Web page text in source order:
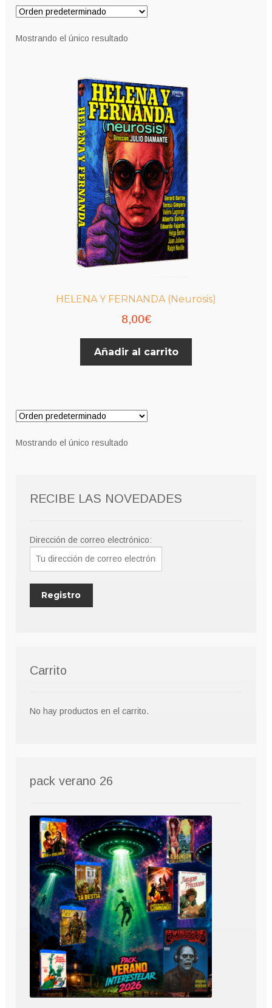
Mostrando el único resultado
HELENA Y FERNANDA (Neurosis)
8,00€
Añadir al carrito
Mostrando el único resultado
RECIBE LAS NOVEDADES
Dirección de correo electrónico:
Carrito
No hay productos en el carrito.
pack verano 26